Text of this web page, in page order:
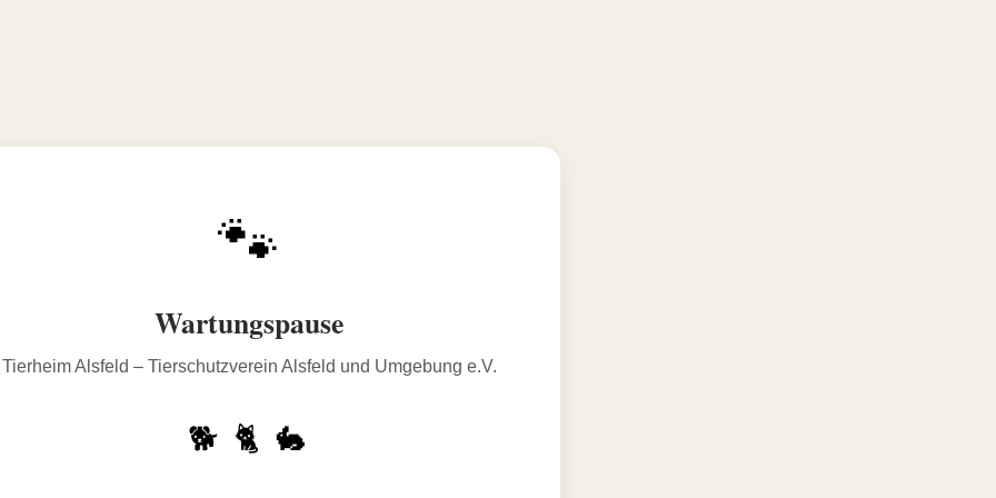
🐾
Wartungspause
Tierheim Alsfeld – Tierschutzverein Alsfeld und Umgebung e.V.
🐕 🐈 🐇